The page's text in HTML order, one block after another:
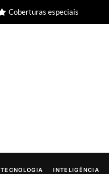
Coberturas especiais
TECNOLOGIA INTELIGÊNCIA